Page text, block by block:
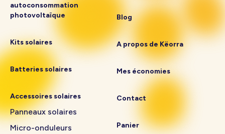
autoconsommation
photovoltaïque
Kits solaires
Batteries solaires
Accessoires solaires
Panneaux solaires
Micro-onduleurs
Blog
A propos de Këorra
Mes économies
Contact
Panier